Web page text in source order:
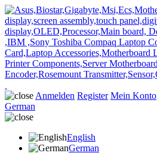
Anmelden Register Mein Konto
German
English
German